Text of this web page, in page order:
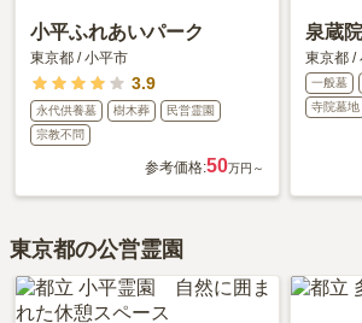
小平ふれあいパーク
東京都 /小平市
3.9
永代供養墓 樹木葬
民営霊園
宗教不問
参考価格:50万円～
泉蔵院
東京都 /
一般墓
寺院墓地
東京都の公営霊園